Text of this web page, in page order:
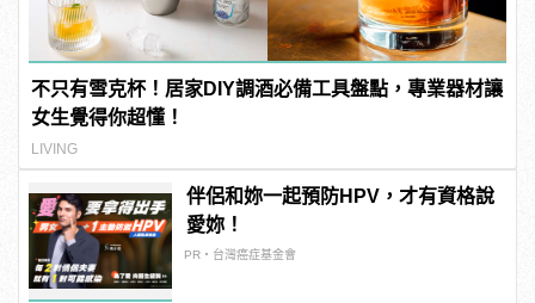
不只有雪克杯！居家DIY調酒必備工具盤點，專業器材讓
女生覺得你超懂！
LIVING
伴侶和妳一起預防HPV，才有資格說
愛妳！
PR・台灣癌症基金會